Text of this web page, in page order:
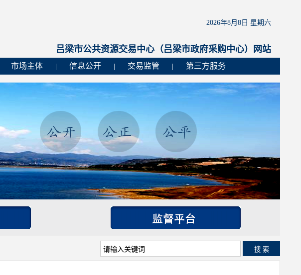
2026年8月8日 星期六
吕梁市公共资源交易中心（吕梁市政府采购中心）网站
市场主体 信息公开 交易监管 第三方服务
搜 索